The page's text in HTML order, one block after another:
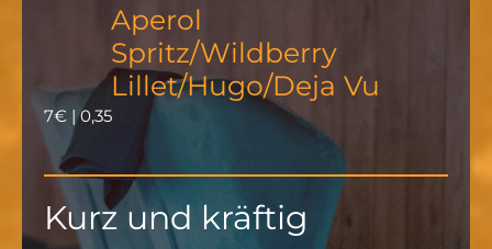
Aperol
Spritz/Wildberry
Lillet/Hugo/Deja Vu
7€ | 0,35
Kurz und kräftig